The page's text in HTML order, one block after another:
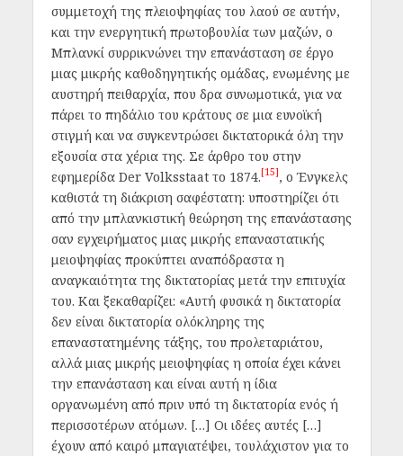
συμμετοχή της πλειοψηφίας του λαού σε αυτήν,
και την ενεργητική πρωτοβουλία των μαζών, ο
Μπλανκί συρρικνώνει την επανάσταση σε έργο
μιας μικρής καθοδηγητικής ομάδας, ενωμένης με
αυστηρή πειθαρχία, που δρα συνωμοτικά, για να
πάρει το πηδάλιο του κράτους σε μια ευνοϊκή
στιγμή και να συγκεντρώσει δικτατορικά όλη την
εξουσία στα χέρια της. Σε άρθρο του στην
εφημερίδα Der Volksstaat το 1874.[15], ο Ένγκελς
καθιστά τη διάκριση σαφέστατη: υποστηρίζει ότι
από την μπλανκιστική θεώρηση της επανάστασης
σαν εγχειρήματος μιας μικρής επαναστατικής
μειοψηφίας προκύπτει αναπόδραστα η
αναγκαιότητα της δικτατορίας μετά την επιτυχία
του. Και ξεκαθαρίζει: «Αυτή φυσικά η δικτατορία
δεν είναι δικτατορία ολόκληρης της
επαναστατημένης τάξης, του προλεταριάτου,
αλλά μιας μικρής μειοψηφίας η οποία έχει κάνει
την επανάσταση και είναι αυτή η ίδια
οργανωμένη από πριν υπό τη δικτατορία ενός ή
περισσοτέρων ατόμων. […] Οι ιδέες αυτές […]
έχουν από καιρό μπαγιατέψει, τουλάχιστον για το